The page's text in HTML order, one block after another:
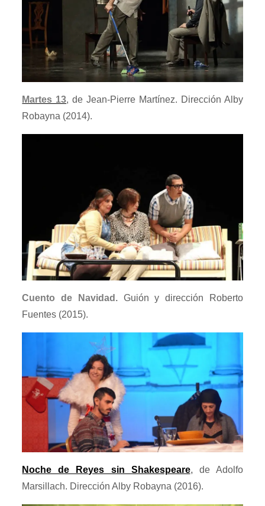
Martes 13, de Jean-Pierre Martínez. Dirección Alby
Robayna (2014).
Cuento de Navidad.Guión y dirección Roberto
Fuentes (2015).
Noche de Reyes sin Shakespeare,de Adolfo
Marsillach. Dirección Alby Robayna (2016).